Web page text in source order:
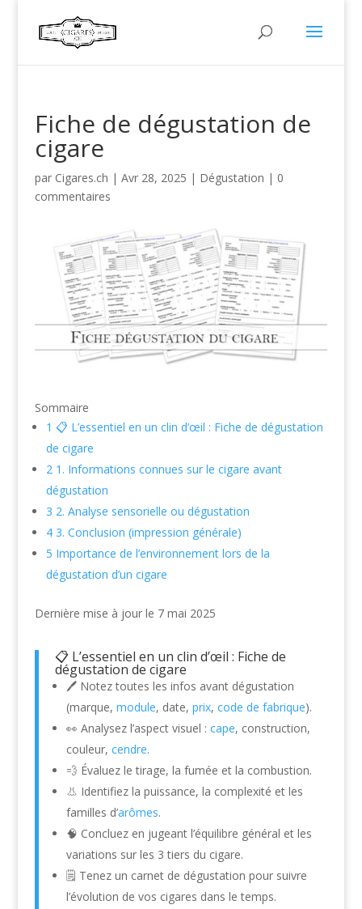
Fiche de dégustation de
cigare
par Cigares.ch | Avr 28, 2025 | Dégustation | 0
commentaires
Sommaire
1 📋 L’essentiel en un clin d’œil : Fiche de dégustation
de cigare
21. Informations connues sur le cigare avant
dégustation
3 2. Analyse sensorielle ou dégustation
43. Conclusion (impression générale)
5 Importance de l’environnement lors de la
dégustation d’un cigare
Dernière mise à jour le 7 mai 2025
📋 L’essentiel en un clin d’œil : Fiche de
dégustation de cigare
🖊️ Notez toutes les infos avant dégustation
(marque, module, date, prix, code de fabrique).
👀 Analysez l’aspect visuel : cape, construction,
couleur, cendre.
💨 Évaluez le tirage, la fumée et la combustion.
👃 Identifiez la puissance, la complexité et les
familles d’arômes.
🧠 Concluez en jugeant l’équilibre général et les
variations sur les 3 tiers du cigare.
🗒️ Tenez un carnet de dégustation pour suivre
l’évolution de vos cigares dans le temps.